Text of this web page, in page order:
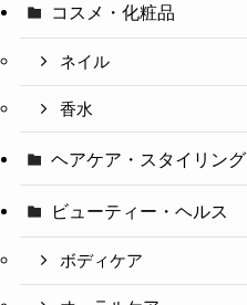
コスメ・化粧品
ネイル
香水
ヘアケア・スタイリング
ビューティー・ヘルス
ボディケア